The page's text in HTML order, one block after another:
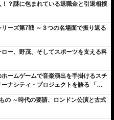
？謎に包まれている退職金と引退相撲
ーズ第7戦 ～３つの名場面で振り返る
ー、野茂、そしてスポーツを支える科
ームゲームで音楽演出を手掛けるスチ
ナシティ・プロジェクトを語る 「楽
は、ずっと成長曲線だから」
の ～時代の要請、ロンドン公演と古式